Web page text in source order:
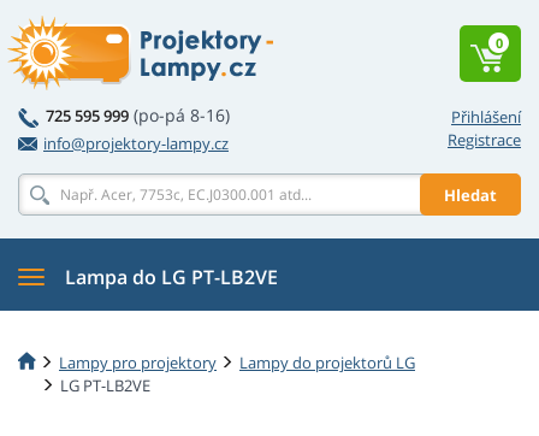
Přihlášení
Registrace
725 595 999 (po-pá 8-16)
info@projektory-lampy.cz
Hledat
0
Lampa do LG PT-LB2VE
Lampy pro projektory
Lampy do projektorů LG
LG PT-LB2VE